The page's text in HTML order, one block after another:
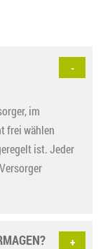
im
frei wählen
ist. Jeder